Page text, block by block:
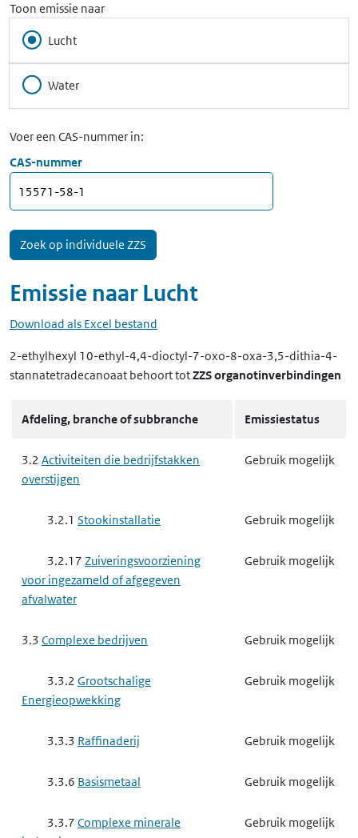
Toon emissie naar
Lucht
Water
Voer een CAS-nummer in:
CAS-nummer
Emissie naar Lucht
Download als Excel bestand
2-ethylhexyl 10-ethyl-4,4-dioctyl-7-oxo-8-oxa-3,5-dithia-4-
stannatetradecanoaat behoort totZZS organotinverbindingen
Afdeling, branche of subbranche Emissiestatus
3.2 Activiteiten die bedrijfstakken
overstijgen
Gebruik mogelijk
3.2.1 Stookinstallatie Gebruik mogelijk
3.2.17 Zuiveringsvoorziening
voor ingezameld of afgegeven
afvalwater
Gebruik mogelijk
3.3 Complexe bedrijven Gebruik mogelijk
3.3.2 Grootschalige
Energieopwekking
Gebruik mogelijk
3.3.3 Raffinaderij Gebruik mogelijk
3.3.6 Basismetaal Gebruik mogelijk
3.3.7 Complexe minerale
Gebruik mogelijk